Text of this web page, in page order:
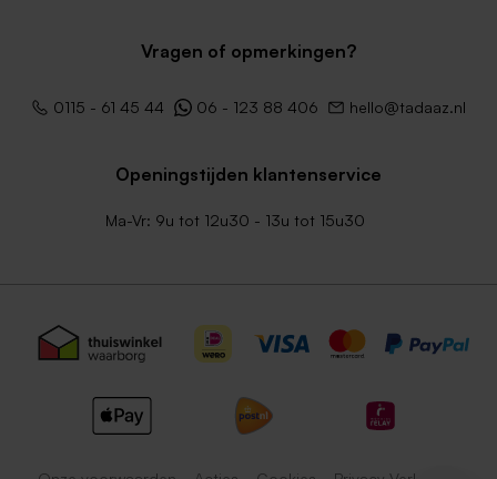
Vragen of opmerkingen?
0115 - 61 45 44 06 - 123 88 406 hello@tadaaz.nl
Openingstijden klantenservice
Ma-Vr: 9u tot 12u30 - 13u tot 15u30